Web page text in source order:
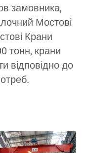
замовника,
Мостові
Крани
тонн, крани
відповідно до